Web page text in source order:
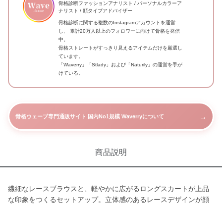
骨格診断ファッションアナリスト / パーソナルカラーア
ナリスト / 顔タイプアドバイザー
骨格診断に関する複数のInstagramアカウントを運営
し、 累計20万人以上のフォロワーに向けて骨格を発信
中。
骨格ストレートがすっきり見えるアイテムだけを厳選し
ています。
「Waverry」「Stlady」および「Naturily」の運営を手が
けている。
骨格ウェーブ専門通販サイト 国内No1規模 Waverryについて →
商品説明
繊細なレースブラウスと、軽やかに広がるロングスカートが上品
な印象をつくるセットアップ。立体感のあるレースデザインが顔